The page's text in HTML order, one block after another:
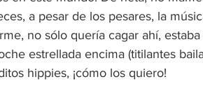
a pesar de los pesares, la
no sólo quería cagar ahí,
estrellada encima (titilantes
hippies, ¡cómo los quiero!